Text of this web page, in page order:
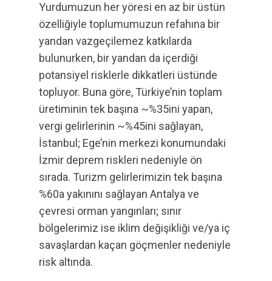
Yurdumuzun her yöresi en az bir üstün
özelliğiyle toplumumuzun refahına bir
yandan vazgeçilemez katkılarda
bulunurken, bir yandan da içerdiği
potansiyel risklerle dikkatleri üstünde
topluyor. Buna göre, Türkiye’nin toplam
üretiminin tek başına ~%35ini yapan,
vergi gelirlerinin ~%45ini sağlayan,
İstanbul; Ege’nin merkezi konumundaki
İzmir deprem riskleri nedeniyle ön
sırada. Turizm gelirlerimizin tek başına
%60a yakınını sağlayan Antalya ve
çevresi orman yangınları; sınır
bölgelerimiz ise iklim değişikliği ve/ya iç
savaşlardan kaçan göçmenler nedeniyle
risk altında.